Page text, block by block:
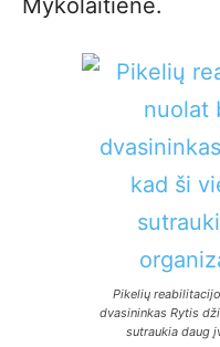
Mykolaitienė.
Pikelių
dvasininkas Rytis
sutraukia daug